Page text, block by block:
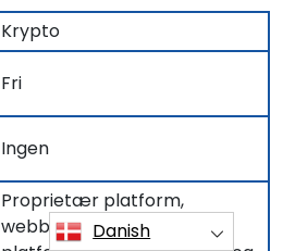
Krypto
Fri
Ingen
Proprietær platform,
webbaseret, proprietær
Danish